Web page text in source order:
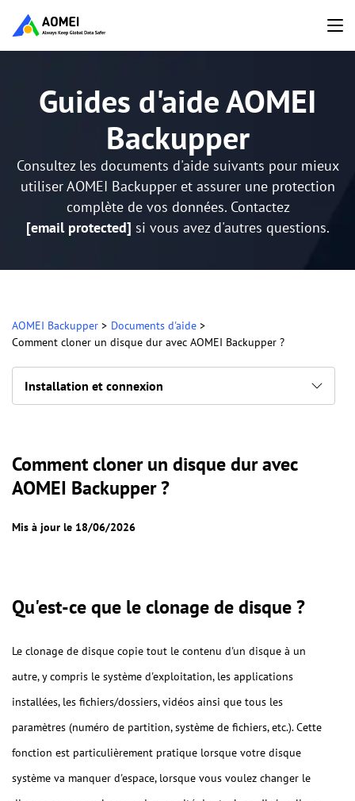
Guides d'aide AOMEI
Backupper
Consultez les documents d'aide suivants pour mieux
utiliser AOMEI Backupper et assurer une protection
complète de vos données. Contactez
[email protected] si vous avez d'autres questions.
AOMEI Backupper > Documents d'aide >
Comment cloner un disque dur avec AOMEI Backupper ?
Installation et connexion
Comment cloner un disque dur avec
AOMEI Backupper ?
Mis à jour le 18/06/2026
Qu'est-ce que le clonage de disque ?
Le clonage de disque copie tout le contenu d'un disque à un
autre, y compris le système d'exploitation, les applications
installées, les fichiers/dossiers, vidéos ainsi que tous les
paramètres (numéro de partition, système de fichiers, etc.). Cette
fonction est particulièrement pratique lorsque votre disque
système va manquer d'espace, lorsque vous voulez changer le